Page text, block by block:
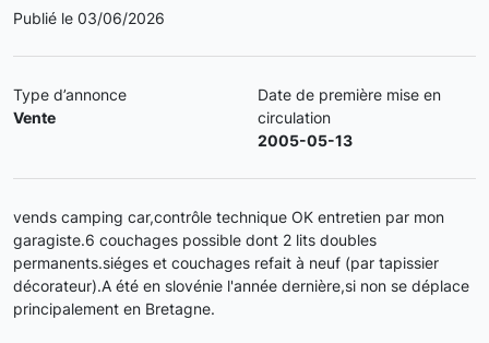
Publié le 03/06/2026
Type d’annonce
Vente
Date de première mise en
circulation
2005-05-13
vends camping car,contrôle technique OK entretien par mon
garagiste.6 couchages possible dont 2 lits doubles
permanents.siéges et couchages refait à neuf (par tapissier
décorateur).A été en slovénie l'année dernière,si non se déplace
principalement en Bretagne.